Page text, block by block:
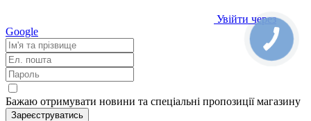
Увійти через
Google
Бажаю отримувати новини та спеціальні пропозиціїмагазину
Зареєструватись